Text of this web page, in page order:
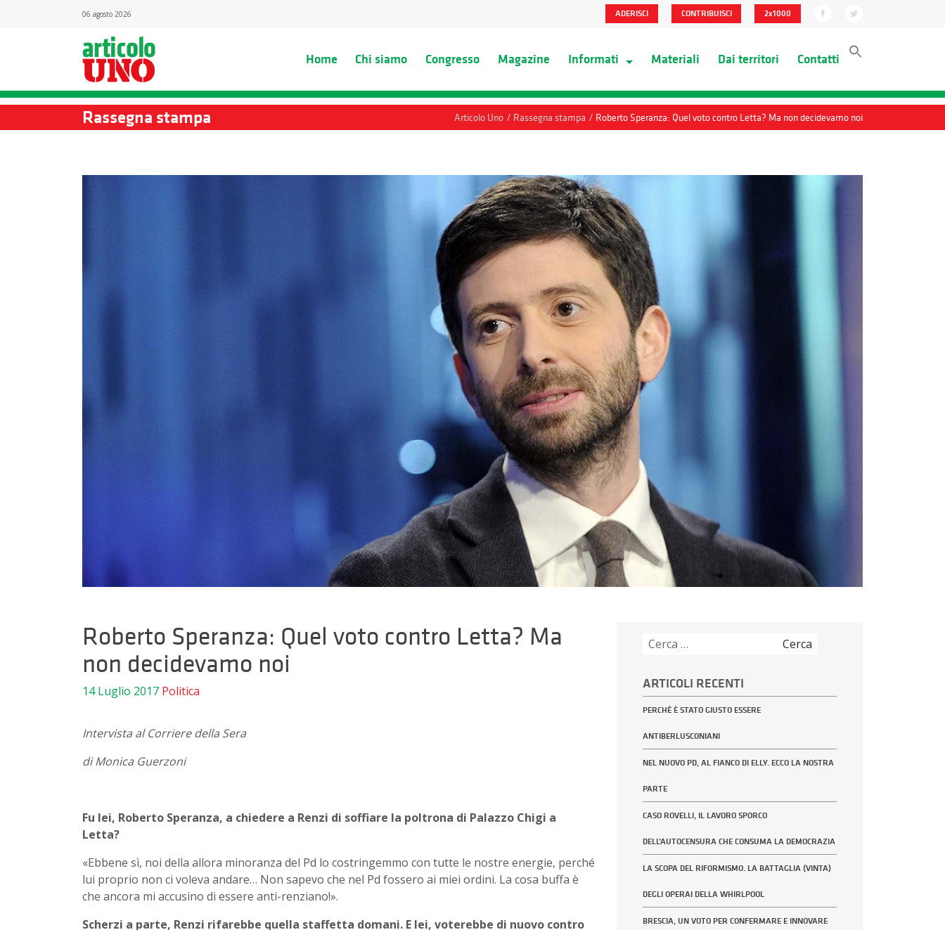
06 agosto 2026 ADERISCI CONTRIBUISCI 2x1000
Home Chi siamo Congresso Magazine Informati Materiali Dai territori Contatti
Rassegna stampa Articolo Uno / Rassegna stampa / Roberto Speranza: Quel voto contro Letta? Ma non decidevamo noi
Roberto Speranza: Quel voto contro Letta? Ma
non decidevamo noi
14 Luglio 2017 Politica
Intervista al Corriere della Sera
di Monica Guerzoni
Fu lei, Roberto Speranza, a chiedere a Renzi di soffiare la poltrona di Palazzo Chigi a
Letta?
«Ebbene sì, noi della allora minoranza del Pd lo costringemmo con tutte le nostre energie, perché
lui proprio non ci voleva andare… Non sapevo che nel Pd fossero ai miei ordini. La cosa buffa è
che ancora mi accusino di essere anti-renziano!».
Scherzi a parte, Renzi rifarebbe quella staffetta domani. E lei, voterebbe di nuovo contro
ARTICOLI RECENTI
PERCHÉ È STATO GIUSTO ESSERE
ANTIBERLUSCONIANI
NEL NUOVO PD, AL FIANCO DI ELLY. ECCO LA NOSTRA
PARTE
CASO ROVELLI, IL LAVORO SPORCO
DELL’AUTOCENSURA CHE CONSUMA LA DEMOCRAZIA
LA SCOPA DEL RIFORMISMO. LA BATTAGLIA (VINTA)
DEGLI OPERAI DELLA WHIRLPOOL
BRESCIA, UN VOTO PER CONFERMARE E INNOVARE